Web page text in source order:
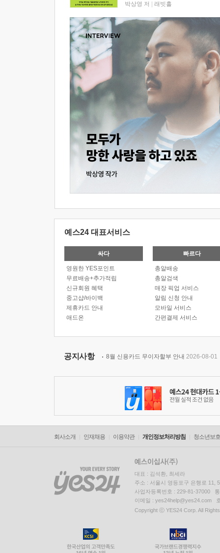
박상영 저 래빗홀
예스24 대표서비스
싸다
영원한 YES포인트
무료배송+추가적립
신규회원 혜택
중고샵/바이백
제휴카드 안내
애드온
빠르다
총알배송
총알검색
매장 픽업 서비스
알림 신청 안내
모바일 서비스
간편결제 서비스
공지사항 8월 신용카드 무이자할부 안내 2026-08-01
회사소개 인재채용 이용약관 개인정보처리방침 청소년보
대표 : 김석환, 최세라
주소 : 서울시 영등포구 은행로 11,
사업자등록번호 : 229-81-37000
이메일 : yes24help@yes24.com
Copyright ⓒ YES24 Corp. All